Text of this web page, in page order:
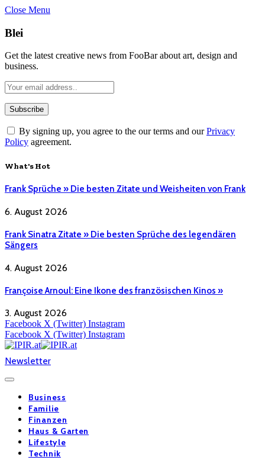
Close Menu
Blei
Get the latest creative news from FooBar about art, design and
business.
By signing up, you agree to the our terms and ourPrivacy
Policy agreement.
What's Hot
Frank Sprüche » Die besten Zitate und Weisheiten von Frank
6. August 2026
Frank Sinatra Zitate » Die besten Sprüche des legendären
Sängers
4. August 2026
Françoise Arnoul: Eine Ikone des französischen Kinos »
3. August 2026
Facebook X (Twitter) Instagram
Facebook X (Twitter) Instagram
Newsletter
Business
Familie
Finanzen
Haus & Garten
Lifestyle
Technik